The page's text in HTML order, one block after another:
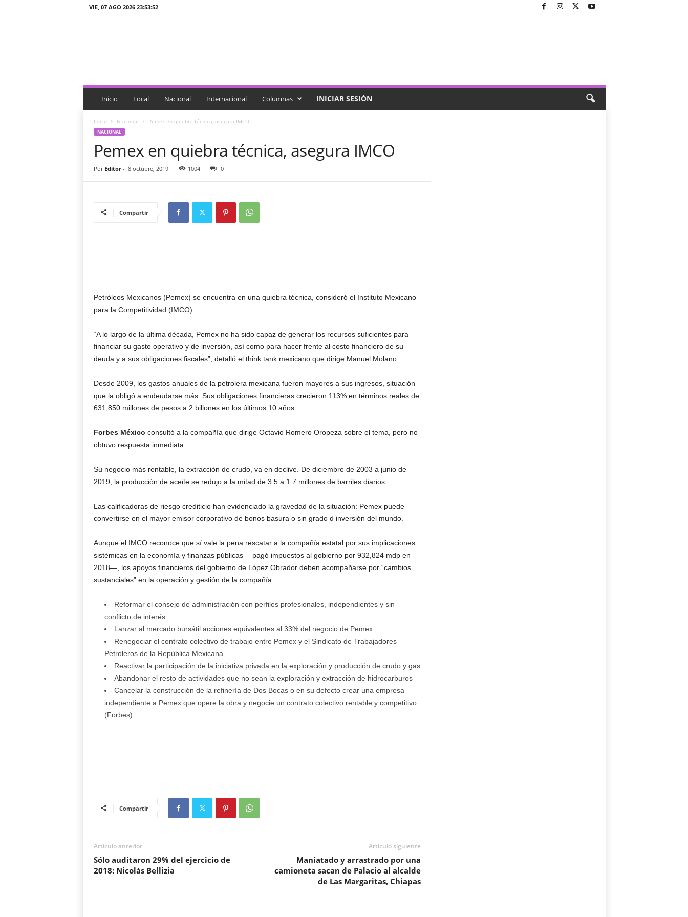
VIE, 07 AGO 2026 23:53:52
c
a
Inicio Local Nacional Internacional Columnas INICIAR SESIÓN
Inicio Nacional Pemex en quiebra técnica, asegura IMCO
NACIONAL
Pemex en quiebra técnica, asegura IMCO
Por Editor- 8 octubre, 2019 1004 0
Compartir
Petróleos Mexicanos (Pemex) se encuentra en una quiebra técnica, consideró el Instituto Mexicano
para la Competitividad (IMCO).
“A lo largo de la última década, Pemex no ha sido capaz de generar los recursos suficientes para
financiar su gasto operativo y de inversión, así como para hacer frente al costo financiero de su
deuda y a sus obligaciones fiscales”, detalló el think tank mexicano que dirige Manuel Molano.
Desde 2009, los gastos anuales de la petrolera mexicana fueron mayores a sus ingresos, situación
que la obligó a endeudarse más. Sus obligaciones financieras crecieron 113% en términos reales de
631,850 millones de pesos a 2 billones en los últimos 10 años.
Forbes México consultó a la compañía que dirige Octavio Romero Oropeza sobre el tema, pero no
obtuvo respuesta inmediata.
Su negocio más rentable, la extracción de crudo, va en declive. De diciembre de 2003 a junio de
2019, la producción de aceite se redujo a la mitad de 3.5 a 1.7 millones de barriles diarios.
Las calificadoras de riesgo crediticio han evidenciado la gravedad de la situación: Pemex puede
convertirse en el mayor emisor corporativo de bonos basura o sin grado d inversión del mundo.
Aunque el IMCO reconoce que sí vale la pena rescatar a la compañía estatal por sus implicaciones
sistémicas en la economía y finanzas públicas —pagó impuestos al gobierno por 932,824 mdp en
2018—, los apoyos financieros del gobierno de López Obrador deben acompañarse por “cambios
sustanciales” en la operación y gestión de la compañía.
Reformar el consejo de administración con perfiles profesionales, independientes y sin
conflicto de interés.
Lanzar al mercado bursátil acciones equivalentes al 33% del negocio de Pemex
Renegociar el contrato colectivo de trabajo entre Pemex y el Sindicato de Trabajadores
Petroleros de la República Mexicana
Reactivar la participación de la iniciativa privada en la exploración y producción de crudo y gas
Abandonar el resto de actividades que no sean la exploración y extracción de hidrocarburos
Cancelar la construcción de la refinería de Dos Bocas o en su defecto crear una empresa
independiente a Pemex que opere la obra y negocie un contrato colectivo rentable y competitivo.
(Forbes).
Compartir
Artículo anterior
Sólo auditaron 29% del ejercicio de
2018: Nicolás Bellizia
Artículo siguiente
Maniatado y arrastrado por una
camioneta sacan de Palacio al alcalde
de Las Margaritas, Chiapas